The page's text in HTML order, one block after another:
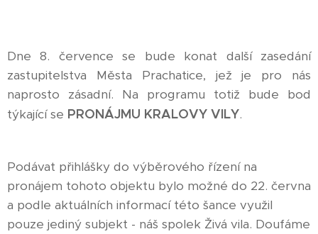
Dne 8. července se bude konat další zasedání
zastupitelstva Města Prachatice, jež je pro nás
naprosto zásadní. Na programu totiž bude bod
týkající se PRONÁJMU KRALOVY VILY.
Podávat přihlášky do výběrového řízení na
pronájem tohoto objektu bylo možné do 22. června
a podle aktuálních informací této šance využil
pouze jediný subjekt - náš spolek Živá vila. Doufáme